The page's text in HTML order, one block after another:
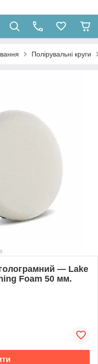
Полірувальні круги
— Lake
Foam 50 мм.